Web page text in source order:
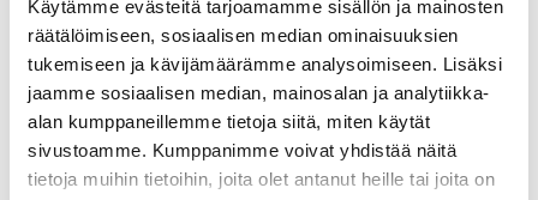
Käytämme evästeitä tarjoamamme sisällön ja mainosten
räätälöimiseen, sosiaalisen median ominaisuuksien
tukemiseen ja kävijämäärämme analysoimiseen. Lisäksi
jaamme sosiaalisen median, mainosalan ja analytiikka-
alan kumppaneillemme tietoja siitä, miten käytät
sivustoamme. Kumppanimme voivat yhdistää näitä
tietoja muihin tietoihin, joita olet antanut heille tai joita on
Mikä on menestymisen edellytys tehtävässäsi?
Yhteistyö. Tehtäväkenttä ja verkosto on laaja –
mukana on yrityksiä, oppilaitoksia, Rauman
kauppakamari, Rauman kaupunki ja joitakin
säätiöitä. Olen aloittanut eri osapuoliin